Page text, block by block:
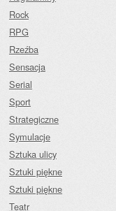
Rock
RPG
Rzeźba
Sensacja
Serial
Sport
Strategiczne
Symulacje
Sztuka ulicy
Sztuki piękne
Sztuki piękne
Teatr